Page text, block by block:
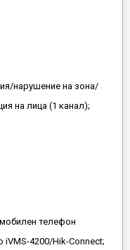
нарушение на зона/
на лица (1 канал);
телефон
iVMS-4200/Hik-Connect;